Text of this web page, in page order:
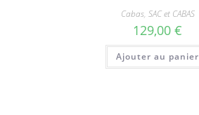
Cabas, SAC et CABAS
129,00 €
Ajouter au panier